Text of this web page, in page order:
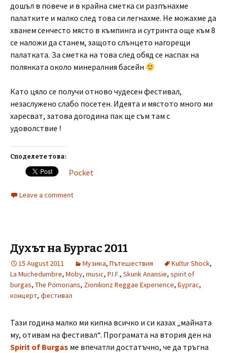
дошъл в повече и в крайна сметка си разпънахме
палатките и малко след това си легнахме. Не можахме да
хванем сенчесто място в къмпинга и сутринта още към 8
се наложи да станем, защото слънцето нагорещи
палатката. За сметка на това след обяд се наспах на
полянката около минералния басейн
Като цяло се получи отново чудесен фестивал,
незаслужено слабо посетен. Идеята и мястото много ми
харесват, затова догодина пак ще съм там с
удоволствие !
Споделете това:
Pocket
Leave a comment
Духът на Бургас 2011
15 August 2011 Музика, Пътешествия Kultur Shock,
La Muchedumbre, Moby, music, P.I.F., Skunk Anansie, spirit of
burgas, The Pomorians, Zionilionz Reggae Experience, Бургас,
концерт, фестивал
Тази година малко ми кипна всичко и си казах „майната
му, отивам на фестивал“. Програмата на втория ден на
Spirit of Burgas ме впечатли достатъчно, че да тръгна